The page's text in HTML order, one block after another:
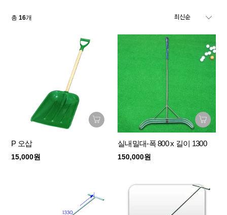
총16개
P 오삽
15,000원
실내밀대-폭 800 x 길이 1300
150,000원